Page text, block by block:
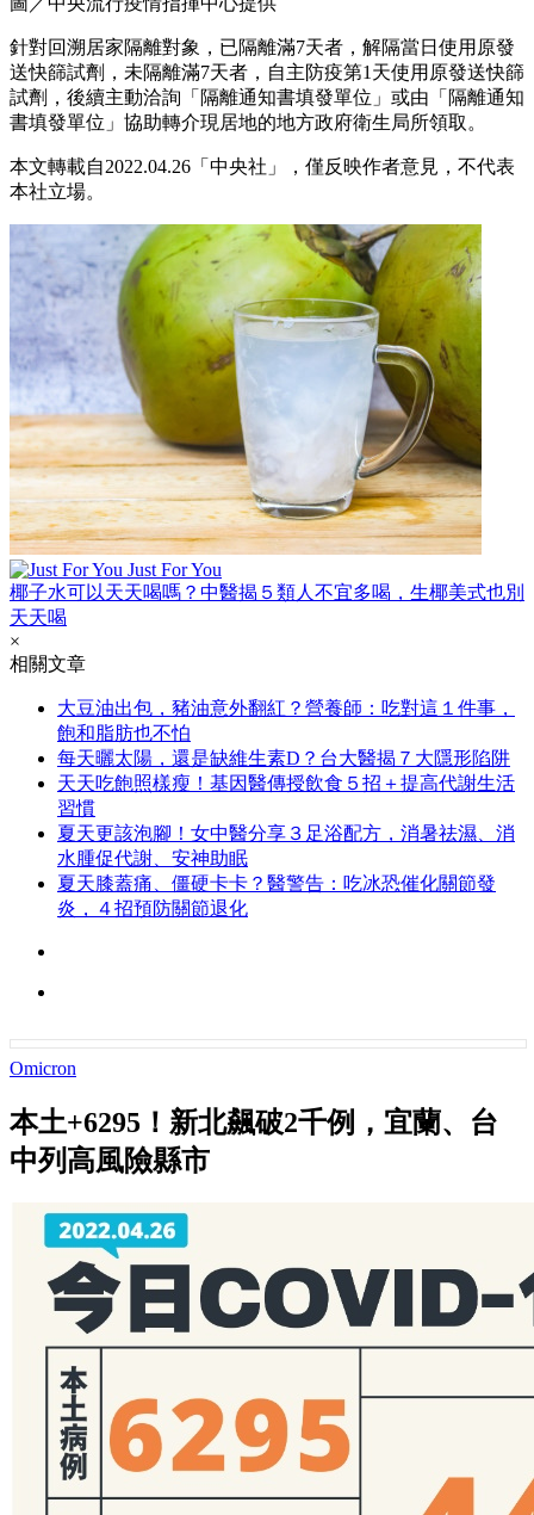
針對回溯居家隔離對象，已隔離滿7天者，解隔當日使用原發
送快篩試劑，未隔離滿7天者，自主防疫第1天使用原發送快篩
試劑，後續主動洽詢「隔離通知書填發單位」或由「隔離通知
書填發單位」協助轉介現居地的地方政府衛生局所領取。
本文轉載自2022.04.26「中央社」，僅反映作者意見，不代表
本社立場。
Just For You
椰子水可以天天喝嗎？中醫揭５類人不宜多喝，生椰美式也別
天天喝
×
相關文章
大豆油出包，豬油意外翻紅？營養師：吃對這１件事，
飽和脂肪也不怕
每天曬太陽，還是缺維生素D？台大醫揭７大隱形陷阱
天天吃飽照樣瘦！基因醫傳授飲食５招＋提高代謝生活
習慣
夏天更該泡腳！女中醫分享３足浴配方，消暑祛濕、消
水腫促代謝、安神助眠
夏天膝蓋痛、僵硬卡卡？醫警告：吃冰恐催化關節發
炎，４招預防關節退化
Omicron
本土+6295！新北飆破2千例，宜蘭、台
中列高風險縣市